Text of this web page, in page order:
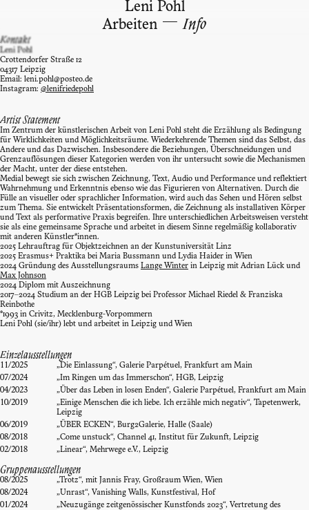
Leni Pohl
Arbeiten — Info
Kontakt
Leni Pohl
Crottendorfer Straße 12
04317 Leipzig
Email: leni.pohl@posteo.de
Instagram: @lenifriedepohl
Artist Statement
Im Zentrum der künstlerischen Arbeit von Leni Pohl steht die Erzählung als Bedingung
für Wirklichkeiten und Möglichkeitsräume. Wiederkehrende Themen sind das Selbst, das
Andere und das Dazwischen. Insbesondere die Beziehungen, Überschneidungen und
Grenzauflösungen dieser Kategorien werden von ihr untersucht sowie die Mechanismen
der Macht, unter der diese entstehen.
Medial bewegt sie sich zwischen Zeichnung, Text, Audio und Performance und reflektiert
Wahrnehmung und Erkenntnis ebenso wie das Figurieren von Alternativen. Durch die
Fülle an visueller oder sprachlicher Information, wird auch das Sehen und Hören selbst
zum Thema. Sie entwickelt Präsentationsformen, die Zeichnung als installativen Körper
und Text als performative Praxis begreifen. Ihre unterschiedlichen Arbeitsweisen versteht
sie als eine gemeinsame Sprache und arbeitet in diesem Sinne regelmäßig kollaborativ
mit anderen Künstler*innen.
2025 Lehrauftrag für Objektzeichnen an der Kunstuniversität Linz
2025 Erasmus+ Praktika bei Maria Bussmann und Lydia Haider in Wien
2024 Gründung des Ausstellungsraums Lange Winter in Leipzig mit Adrian Lück und
Max Johnson
2024 Diplom mit Auszeichnung
2017–2024 Studium an der HGB Leipzig bei Professor Michael Riedel & Franziska
Reinbothe
*1993 in Crivitz, Mecklenburg-Vorpommern
Leni Pohl (sie/ihr) lebt und arbeitet in Leipzig und Wien
Einzelausstellungen
11/2025
„Die Einlassung“, Galerie Parpétuel, Frankfurt am Main
07/2024
„Im Ringen um das Immerschon“, HGB, Leipzig
04/2023
„Über das Leben in losen Enden“, Galerie Parpétuel, Frankfurt am Main
10/2019
„Einige Menschen die ich liebe. Ich erzähle mich negativ“, Tapetenwerk,
Leipzig
06/2019
„ÜBER ECKEN“, Burg2Galerie, Halle (Saale)
08/2018
„Come unstuck“, Channel 41, Institut für Zukunft, Leipzig
02/2018
„Linear“, Mehrwege e.V., Leipzig
Gruppenausstellungen
08/2025
„Trotz“, mit Jannis Fray, Großraum Wien, Wien
08/2024
„Unrast“, Vanishing Walls, Kunstfestival, Hof
01/2024
„Neuzugänge zeitgenössischer Kunstfonds 2023“, Vertretung des